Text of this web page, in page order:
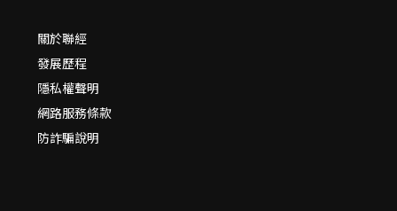
關於聯經
發展歷程
隱私權聲明
網路服務條款
防詐騙說明